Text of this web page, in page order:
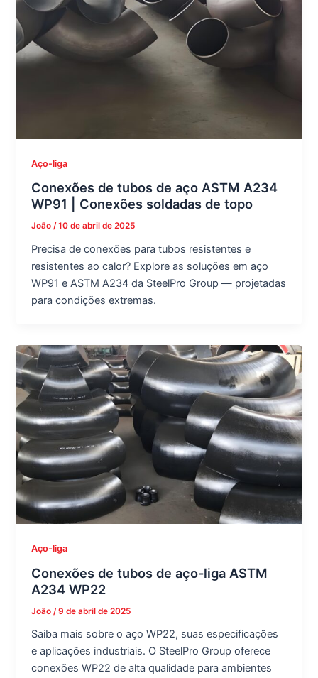
Aço-liga
Conexões de tubos de aço ASTM A234
WP91 | Conexões soldadas de topo
João/10 de abril de 2025
Precisa de conexões para tubos resistentes e
resistentes ao calor? Explore as soluções em aço
WP91 e ASTM A234 da SteelPro Group — projetadas
para condições extremas.
Aço-liga
Conexões de tubos de aço-liga ASTM
A234 WP22
João /9 de abril de 2025
Saiba mais sobre o aço WP22, suas especificações
e aplicações industriais. O SteelPro Group oferece
conexões WP22 de alta qualidade para ambientes